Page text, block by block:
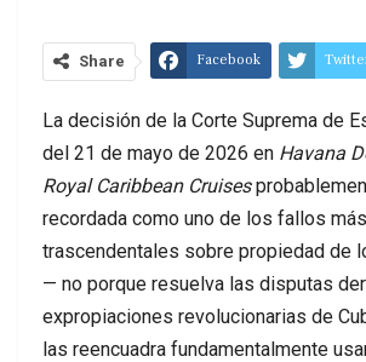
Share Facebook
La decisión de la Corte Suprema de
del 21 de mayo de 2026 en Havana
Royal Caribbean Cruises
recordada como uno de los fallos más
trascendentales sobre propiedad de
— no porque resuelva las disputas
expropiaciones revolucionarias de
las reencuadra fundamentalmente